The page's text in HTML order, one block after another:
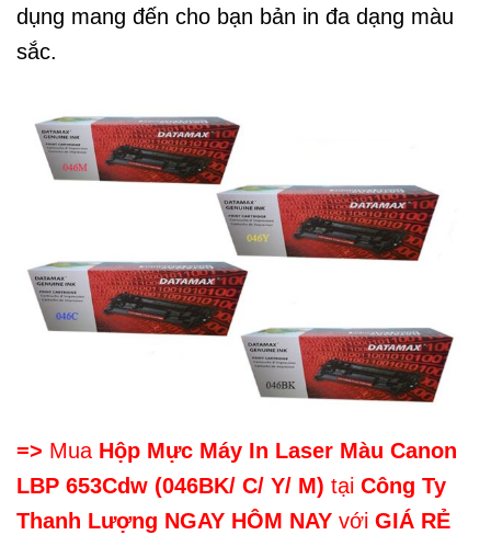
dụng mang đến cho bạn bản in đa dạng màu
sắc.
=> Mua Hộp Mực Máy In Laser Màu Canon
LBP 653Cdw (046BK/ C/ Y/ M) tại Công Ty
Thanh Lượng NGAY HÔM NAY với GIÁ RẺ